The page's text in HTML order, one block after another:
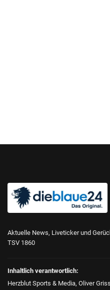
Aktuelle News, Liveticker und
TSV 1860
Inhaltlich verantwortlich:
Herzblut Sports & Media, Oliver